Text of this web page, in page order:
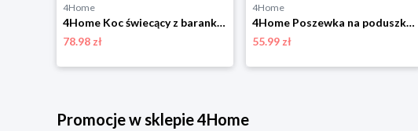
4Home
4Home Koc świecący z barankiem Dino, 150 x 200 cm
78.98 zł
4Home
4Home Poszewka na poduszkę relaksacyjną Mąż zastępczy jasnoszary, 50 x 150 cm
55.99 zł
Promocje w sklepie 4Home